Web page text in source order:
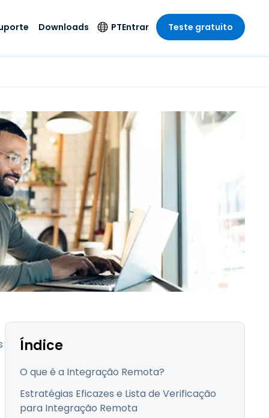
com
de
On-
Antivírus
Detecção e
Resposta de
Endpoint
Foxpass Acesso e
Controle Wi-Fi
Espaço de Trabalho
Seguro Zero Trust
Shield (Anti-fraude)
Todos os Produtos
Sector Público
e Design
e Finanças
as
os Setores
Sistema
Downloads PT
Deutsch
Español
Français
Italiano
Nederlands
Português
简体中文
繁體中文
日本語
ภาษาไทย
Entrar Teste gratuito
Índice
O que é a Integração Remota?
Estratégias Eficazes e Lista de Verificação
para Integração Remota